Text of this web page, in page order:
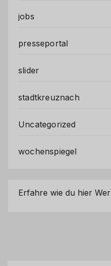
jobs
presseportal
slider
stadtkreuznach
Uncategorized
wochenspiegel
Erfahre wie du hier